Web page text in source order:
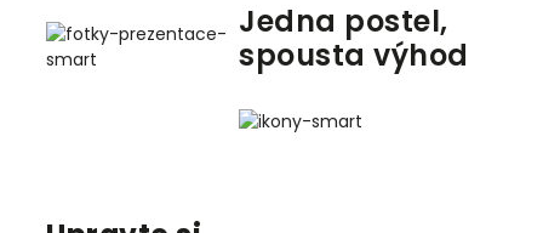
Jedna postel,
spousta výhod